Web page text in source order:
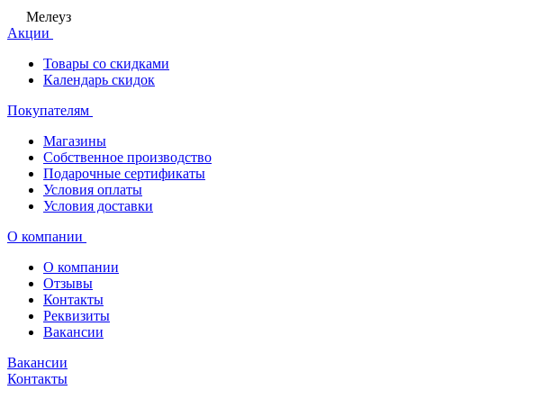
Мелеуз
Акции
Товары со скидками
Календарь скидок
Покупателям
Магазины
Собственное производство
Подарочные сертификаты
Условия оплаты
Условия доставки
О компании
О компании
Отзывы
Контакты
Реквизиты
Вакансии
Вакансии
Контакты